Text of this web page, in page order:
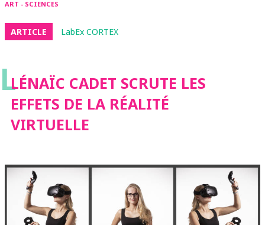
ART - SCIENCES
ARTICLE LabEx CORTEX
LLÉNAÏC CADET SCRUTE LES
EFFETS DE LA RÉALITÉ
VIRTUELLE